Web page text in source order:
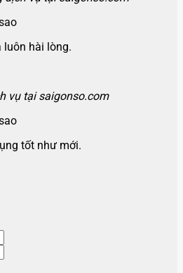
hài lòng.
vụ tại saigonso.com
tốt như mới.